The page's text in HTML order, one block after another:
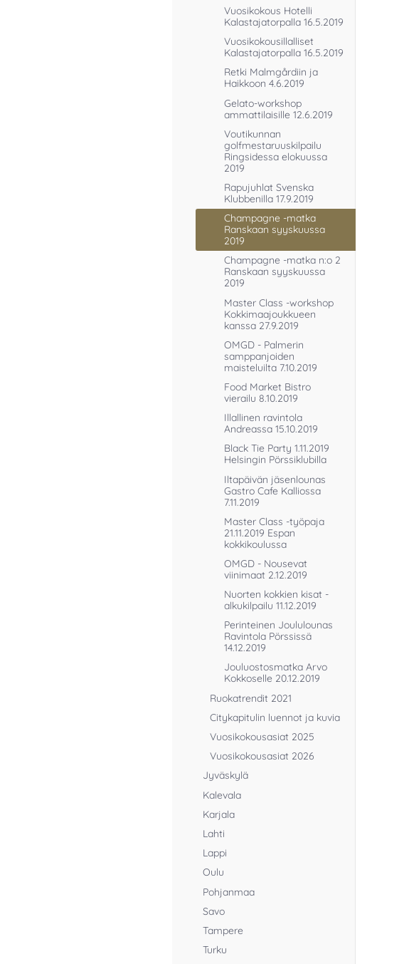
Vuosikokous Hotelli
Kalastajatorpalla 16.5.2019
Vuosikokousillalliset
Kalastajatorpalla 16.5.2019
Retki Malmgårdiin ja
Haikkoon 4.6.2019
Gelato-workshop
ammattilaisille 12.6.2019
Voutikunnan
golfmestaruuskilpailu
Ringsidessa elokuussa
2019
Rapujuhlat Svenska
Klubbenilla 17.9.2019
Champagne -matka
Ranskaan syyskuussa
2019
Champagne -matka n:o 2
Ranskaan syyskuussa
2019
Master Class -workshop
Kokkimaajoukkueen
kanssa 27.9.2019
OMGD - Palmerin
samppanjoiden
maisteluilta 7.10.2019
Food Market Bistro
vierailu 8.10.2019
Illallinen ravintola
Andreassa 15.10.2019
Black Tie Party 1.11.2019
Helsingin Pörssiklubilla
Iltapäivän jäsenlounas
Gastro Cafe Kalliossa
7.11.2019
Master Class -työpaja
21.11.2019 Espan
kokkikoulussa
OMGD - Nousevat
viinimaat 2.12.2019
Nuorten kokkien kisat -
alkukilpailu 11.12.2019
Perinteinen Joululounas
Ravintola Pörssissä
14.12.2019
Jouluostosmatka Arvo
Kokkoselle 20.12.2019
Ruokatrendit 2021
Citykapitulin luennot ja kuvia
Vuosikokousasiat 2025
Vuosikokousasiat 2026
Jyväskylä
Kalevala
Karjala
Lahti
Lappi
Oulu
Pohjanmaa
Savo
Tampere
Turku